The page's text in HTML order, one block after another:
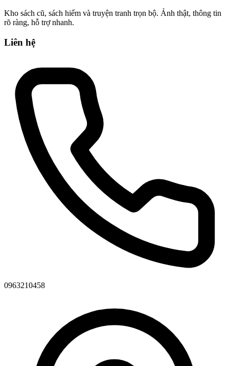
Kho sách cũ, sách hiếm và truyện tranh trọn bộ. Ảnh thật, thông tin
rõ ràng, hỗ trợ nhanh.
Liên hệ
0963210458